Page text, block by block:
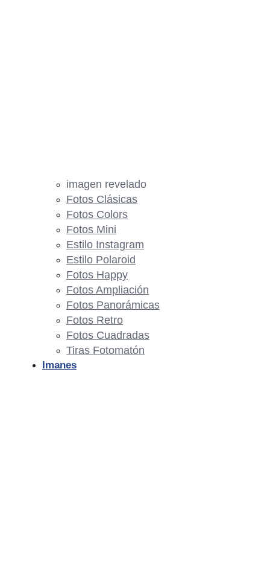
imagen revelado
Fotos Clásicas
Fotos Colors
Fotos Mini
Estilo Instagram
Estilo Polaroid
Fotos Happy
Fotos Ampliación
Fotos Panorámicas
Fotos Retro
Fotos Cuadradas
Tiras Fotomatón
Imanes